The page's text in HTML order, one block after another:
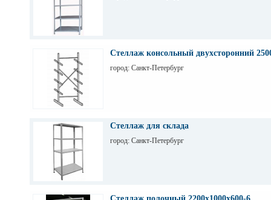
Стеллаж консольный двухсторонний
город: Санкт-Петербург
Стеллаж для склада
город: Санкт-Петербург